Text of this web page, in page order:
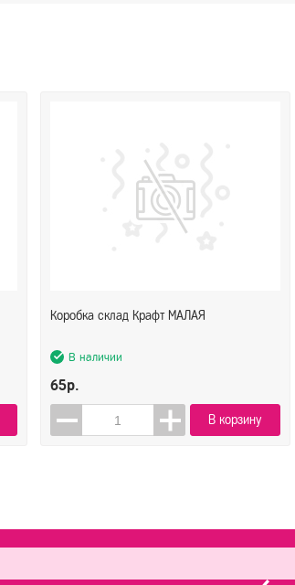
Коробка склад Крафт МАЛАЯ
В наличии
65р.
В корзину